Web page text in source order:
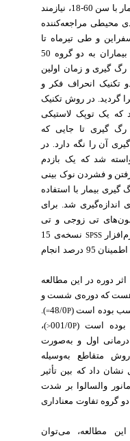
یک‌سو کور است که بر روی 100 بیمار با سن 60-18، نیازمند
محیطی مراجعه‌کننده
و طی تیرماه تا
شهریورماه سال 1398 انجام شد. بیماران به دو گروه 50
گیری و زمان اولین
انحراف فکر و
گردید. در روش تکنیک
یک توپک لاستیکی
گیری تا جایی که
آن را نگه دارد . در
شد که یک بازدم
و فشردن نوک بینی
بیمار با استفاده
اندازه‌گیری شد. برای
تی زوجی و تی
SPSS
نسخه‌ی 15
استفاده شد. این مطالعه با ضریب اطمینان 95 درصد انجام
دوره در این مطالعه
هست که دوره‌ی شست و
بوده است(
48/0 P
=
)
.
است (001/0P<
)،
اول و به‌صورت
متقاطع به‌وسیله
داد کهبین تأثیر
والسالوا بر شدت
تفاوت معناداری
مطالعه، می‌توان